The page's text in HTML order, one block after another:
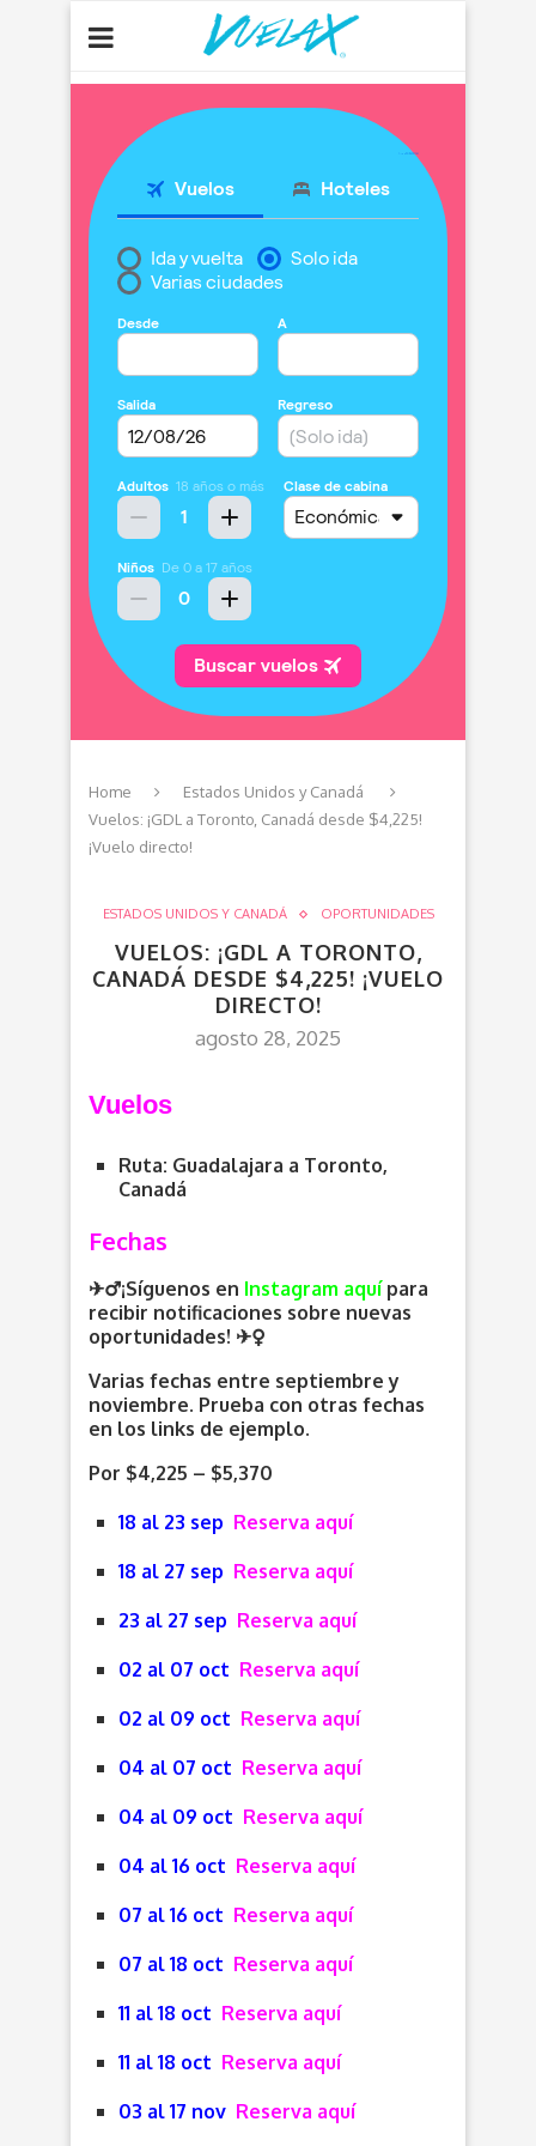
Home
Estados Unidos y Canadá
Vuelos: ¡GDL a Toronto, Canadá desde $4,225!
¡Vuelo directo!
ESTADOS UNIDOS Y CANADÁ OPORTUNIDADES
VUELOS: ¡GDL A TORONTO,
CANADÁ DESDE $4,225! ¡VUELO
DIRECTO!
agosto 28, 2025
Vuelos
Ruta: Guadalajara a Toronto,
Canadá
Fechas
✈️‍♂️¡Síguenos en Instagram aquí para
recibir notificaciones sobre nuevas
oportunidades! ✈️
Varias fechas entre septiembre y
noviembre. Prueba con otras fechas
en los links de ejemplo.
Por $4,225 – $5,370
18 al 23 sep Reserva aquí
18 al 27 sep Reserva aquí
23 al 27 sep Reserva aquí
02 al 07 oct Reserva aquí
02 al 09 oct Reserva aquí
04 al 07 oct Reserva aquí
04 al 09 oct Reserva aquí
04 al 16 oct Reserva aquí
07 al 16 oct Reserva aquí
07 al 18 oct Reserva aquí
11 al 18 oct Reserva aquí
11 al 18 oct Reserva aquí
03 al 17 nov Reserva aquí